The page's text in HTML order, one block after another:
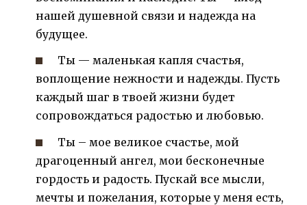
нашей душевной связи и надежда на
будущее.
Ты — маленькая капля счастья,
воплощение нежности и надежды. Пусть
каждый шаг в твоей жизни будет
сопровождаться радостью и любовью.
Ты – мое великое счастье, мой
драгоценный ангел, мои бесконечные
гордость и радость. Пускай все мысли,
мечты и пожелания, которые у меня есть,